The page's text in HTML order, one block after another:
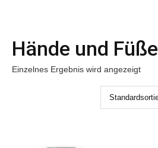
Hände und Füße
Einzelnes Ergebnis wird angezeigt